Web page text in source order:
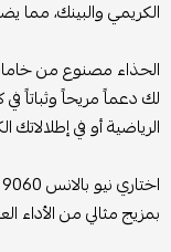
الكريمي والبينك، مما
لك دعماً مريحاً وثباتاً
الرياضية أو في إطلالاتك
بمزيج مثالي من الأداء